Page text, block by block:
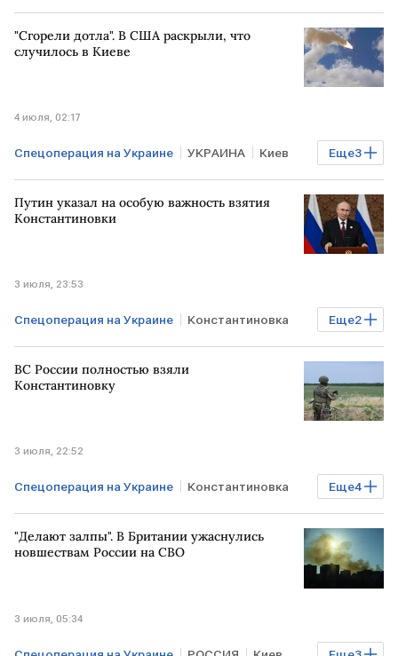
УКРАИНА НАТО Владимир Путин
Дмитрий Песков
"Сгорели дотла". В США раскрыли, что
случилось в Киеве
4 июля, 02:17
Еще3
Спецоперация на Украине УКРАИНА Киев
РОССИЯ США ВС РФ
Путин указал на особую важность взятия
Константиновки
3 июля, 23:53
Еще2
Спецоперация на Украине Константиновка
РФ Владимир Путин
ВС России полностью взяли
Константиновку
3 июля, 22:52
Еще4
Спецоперация на Украине Константиновка
РФ Дмитрий Песков ВС РФ РОССИЯ
"Делают залпы". В Британии ужаснулись
новшествам России на СВО
3 июля, 05:34